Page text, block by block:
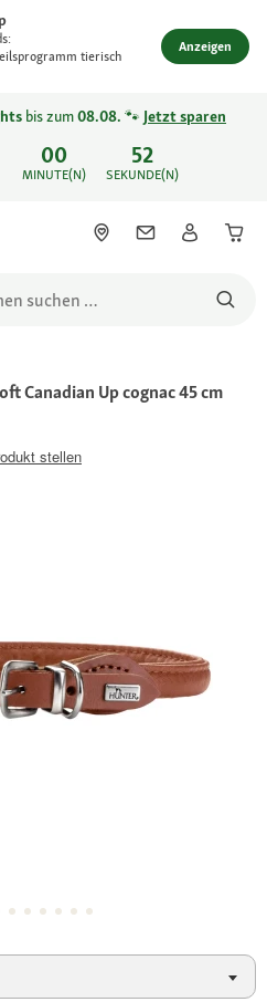
tierisch
Anzeigen
00
MINUTE(N)
52
SEKUNDE(N)
bis zum08.08. 🐾 Jetzt sparen
Canadian Up cognac 45 cm
stellen